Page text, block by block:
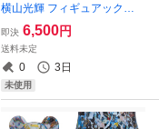
横山光輝 フィギュアック
ス・ゲーム・ブロックス/フ
ルコンプ
即決 6,500円
送料未定
0 3日
未使用